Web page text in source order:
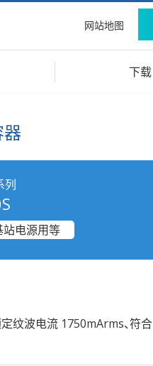
网站地图
下载
列
站电源用等
纹波电流 1750mArms、符合